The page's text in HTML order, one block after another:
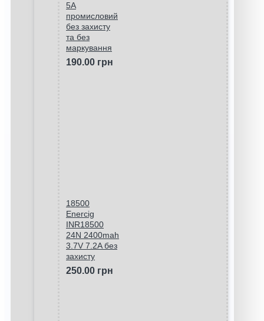
5A
промисловий
без захисту
та без
маркування
190.00 грн
18500
Enercig
INR18500
24N 2400mah
3.7V 7.2A без
захисту
250.00 грн